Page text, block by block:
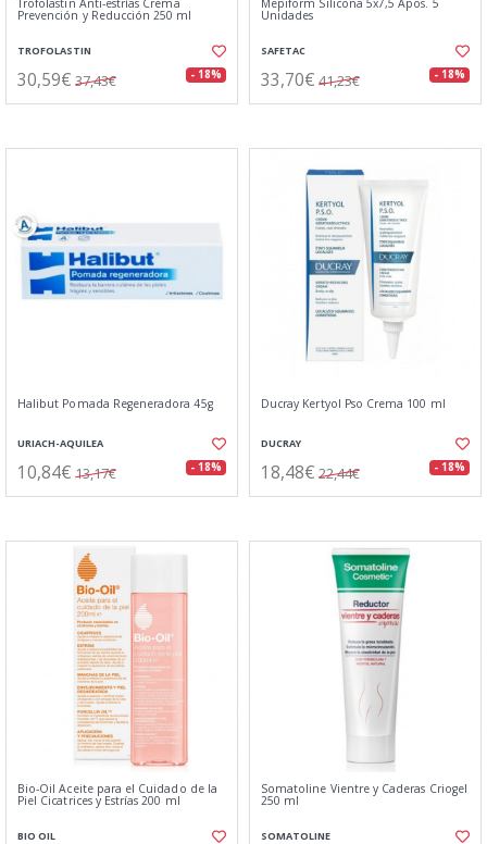
Trofolastin Anti-estrías Crema
Prevención y Reducción 250 ml
TROFOLASTIN
30,59€ 37,43€ - 18%
Mepiform Silicona 5x7,5 Apos. 5
Unidades
SAFETAC
33,70€ 41,23€ - 18%
Halibut Pomada Regeneradora 45g
URIACH-AQUILEA
10,84€ 13,17€ - 18%
Ducray Kertyol Pso Crema 100 ml
DUCRAY
18,48€ 22,44€ - 18%
Bio-Oil Aceite para el Cuidado de la
Piel Cicatrices y Estrías 200 ml
BIO OIL
Somatoline Vientre y Caderas Criogel
250 ml
SOMATOLINE